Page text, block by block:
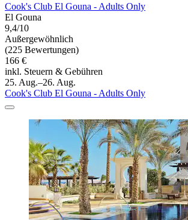
Cook's Club El Gouna - Adults Only
El Gouna
9,4/10
Außergewöhnlich
(225 Bewertungen)
166 €
inkl. Steuern & Gebühren
25. Aug.–26. Aug.
Cook's Club El Gouna - Adults Only